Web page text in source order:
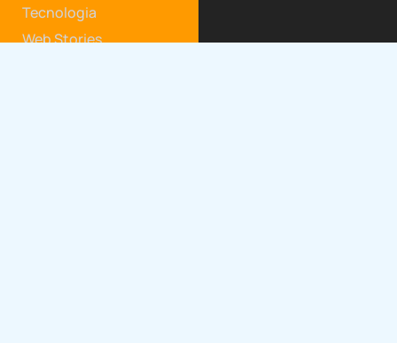
Tecnologia
Web Stories